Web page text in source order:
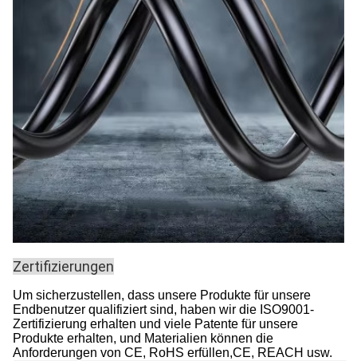
Zertifizierungen
Um sicherzustellen, dass unsere Produkte für unsere
Endbenutzer qualifiziert sind, haben wir die ISO9001-
Zertifizierung erhalten und viele Patente für unsere
Produkte erhalten, und Materialien können die
Anforderungen von CE, RoHS erfüllen,CE, REACH usw.